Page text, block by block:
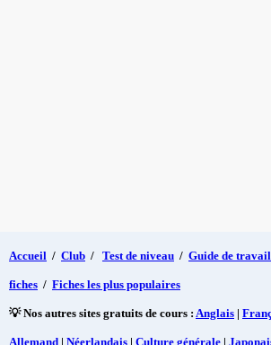
Accueil / Club / Test de niveau / Guide de travail
fiches / Fiches les plus populaires
💡 Nos autres sites gratuits de cours : Anglais |
Allemand | Néerlandais | Culture générale |